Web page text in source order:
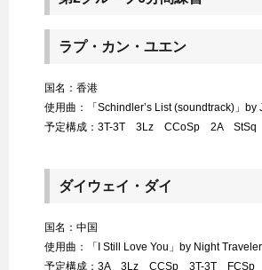
ラプ・カン・ユエン
国名：香港
使用曲：「Schindler’s List (soundtrack)」by
予定構成：3T-3T 3Lz CCoSp 2A
ダイウェイ・ダイ
国名：中国
使用曲：「I Still Love You」by Night Traveler
予定構成：3A 3Lz CCSp 3T-3T